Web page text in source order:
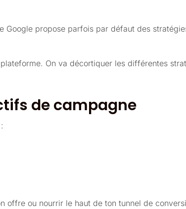
Google propose parfois par défaut des
On va décortiquer les différentes
de campagne
offre ou nourrir le haut de ton tunnel de